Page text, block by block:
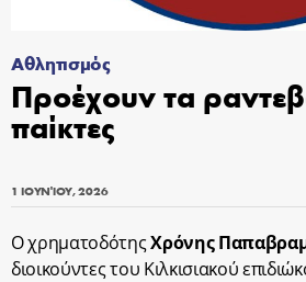
Αθλητισμός
Προέχουν τα
παίκτες
1 ΙΟΥΝΊΟΥ, 2026
Ο χρηματοδότηςΧρόνης
διοικούντες του Κιλκισιακού